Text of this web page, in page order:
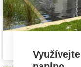
Cena projektu:
Dispozice: